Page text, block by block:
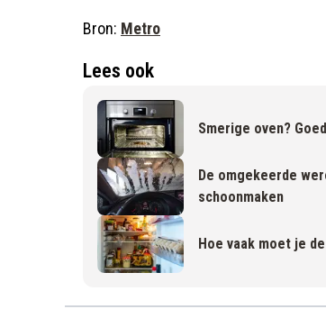
Bron: Metro
Lees ook
Smerige oven?
De omgekeerde
schoonmaken
Hoe vaak moet je